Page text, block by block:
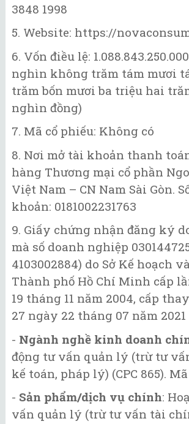
3848 1998
5. Website: https://
6. Vốn điều lệ:
nghìn không trăm tám mươi
trăm bốn mươi ba triệu hai
nghìn đồng)
7. Mã cổ phiếu: Không có
8. Nơi mở tài khoản thanh
hàng Thương mại cổ phần
Việt Nam – CN Nam Sài Gòn.
khoản: 0181002231763
9. Giấy chứng nhận đăng ký
mà số doanh nghiệp
4103002884) do Sở Kế hoạch
Thành phố Hồ Chí Minh cấp
19 tháng 11 năm 2004, cấp
27 ngày 22 tháng 07 năm 2021
- Ngành nghề kinh doanh
động tư vấn quản lý (trừ tư
kế toán, pháp lý) (CPC 865).
- Sản phẩm/dịch vụ chính:
vấn quản lý (trừ tư vấn tài